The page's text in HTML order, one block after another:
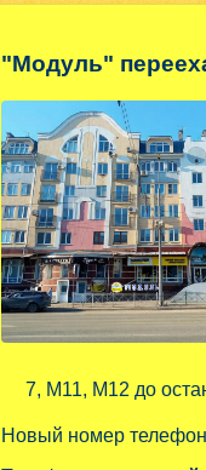
"Модуль"
7, М11, М12 до
Новый номер